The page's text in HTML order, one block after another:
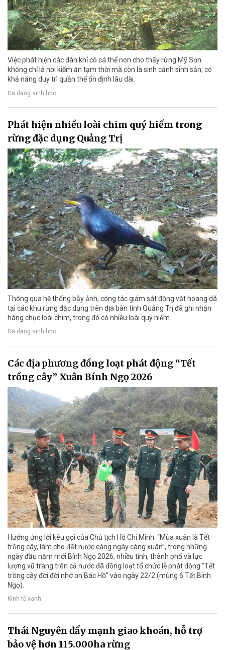
Việc phát hiện các đàn khỉ có cá thể non cho thấy rừng Mỹ Sơn
không chỉ là nơi kiếm ăn tạm thời mà còn là sinh cảnh sinh sản, có
khả năng duy trì quần thể ổn định lâu dài.
Đa dạng sinh học
Phát hiện nhiều loài chim quý hiếm trong
rừng đặc dụng Quảng Trị
Thông qua hệ thống bẫy ảnh, công tác giám sát động vật hoang dã
tại các khu rừng đặc dụng trên địa bàn tỉnh Quảng Trị đã ghi nhận
hàng chục loài chim, trong đó có nhiều loài quý hiếm.
Đa dạng sinh học
Các địa phương đồng loạt phát động “Tết
trồng cây” Xuân Bính Ngọ 2026
Hưởng ứng lời kêu gọi của Chủ tịch Hồ Chí Minh: “Mùa xuân là Tết
trồng cây, làm cho đất nước càng ngày càng xuân”, trong những
ngày đầu năm mới Bính Ngọ 2026, nhiều tỉnh, thành phố và lực
lượng vũ trang trên cả nước đã đồng loạt tổ chức lễ phát động “Tết
trồng cây đời đời nhớ ơn Bác Hồ” vào ngày 22/2 (mùng 6 Tết Bính
Ngọ).
Kinh tế xanh
Thái Nguyên đẩy mạnh giao khoán, hỗ trợ
bảo vệ hơn 115.000ha rừng